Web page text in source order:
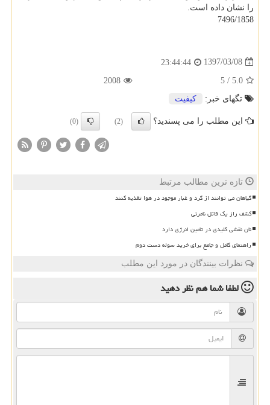
را نشان داده است.
7496/1858
1397/03/08
23:44:44
5.0
/
5
2008
تگهای خبر:
كیفیت
این مطلب را می پسندید؟ (2)
(0)
تازه ترین مطالب مرتبط
گیاهان می توانند از گرد و غبار موجود در هوا تغذیه کنند
کشف راز یک قاتل نامرئی
نان نقشی کلیدی در تامین انرژی دارد
راهنمای کامل و جامع برای خرید سوله دست دوم
نظرات بینندگان در مورد این مطلب
لطفا شما همنظر دهید